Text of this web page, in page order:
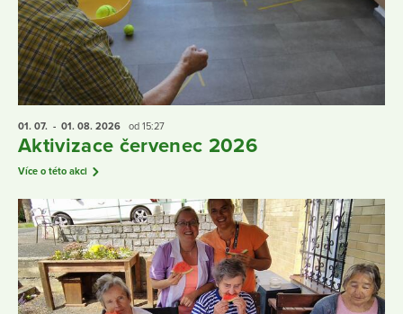
01. 07. - 01. 08. 2026 od 15:27
Aktivizace červenec 2026
Více o této akci